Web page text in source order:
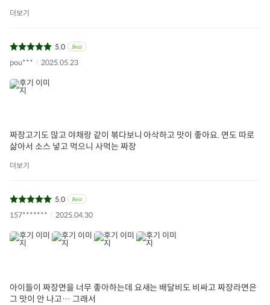
상품필수정보 이미지
더보기
5.0
pou***
2025.05.23
짜장고기도 많고 야채랑 같이 볶다보니 아삭하고 맛이 좋아요. 면도 따로
삶아서 소스 넣고 먹으니 사먹는 짜장
더보기
5.0
157*******
2025.04.30
아이들이 짜장면을 너무 좋아하는데 요새는 배달비도 비싸고 짜장라면은
그 맛이 안 나고… 그래서